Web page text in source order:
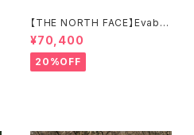
【THE NORTH FACE】Evaba
se 6
¥70,400
20%OFF